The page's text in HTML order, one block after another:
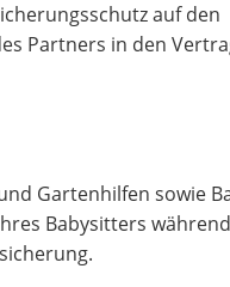
auf den
Partners in den
Gartenhilfen sowie
Babysitters